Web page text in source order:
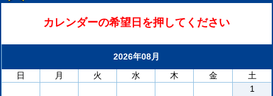
カレンダーの希望日を押してください
2026年08月
日
月 火 水 木 金
土
1